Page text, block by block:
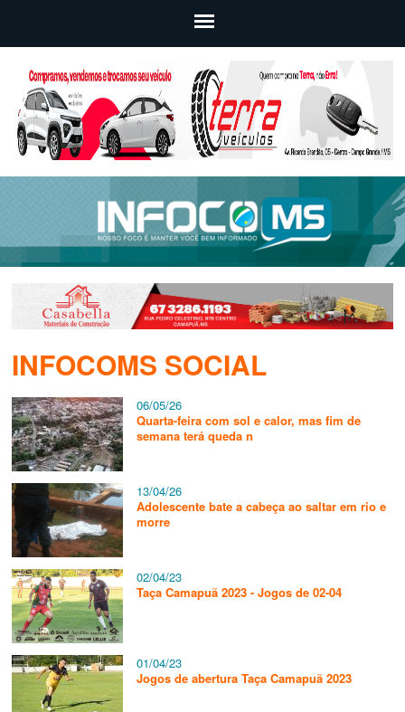
INFOCOMS SOCIAL
06/05/26
Quarta-feira com sol e calor, mas fim de
semana terá queda n
13/04/26
Adolescente bate a cabeça ao saltar em rio e
morre
02/04/23
Taça Camapuã 2023 - Jogos de 02-04
01/04/23
Jogos de abertura Taça Camapuã 2023